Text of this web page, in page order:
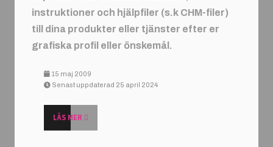
instruktioner och hjälpfiler (s.k CHM-filer)
till dina produkter eller tjänster efter er
grafiska profil eller önskemål.
15 maj 2009
Senast uppdaterad 25 april 2024
LÄS MER